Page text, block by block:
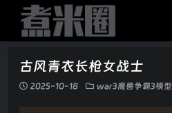
古风青衣长枪女战士
2025-10-18 war3魔兽争霸3模型